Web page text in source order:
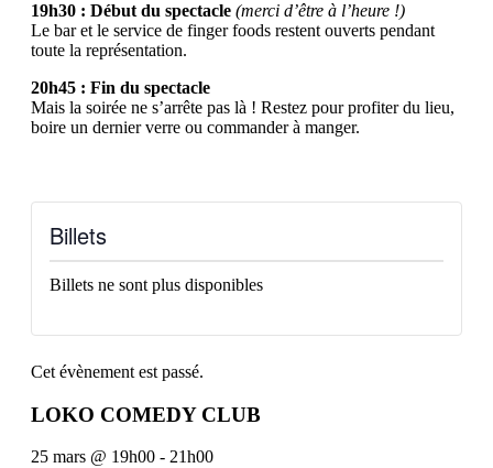
19h30 : Début du spectacle (merci d’être à l’heure !)
Le bar et le service de finger foods restent ouverts pendant
toute la représentation.
20h45 : Fin du spectacle
Mais la soirée ne s’arrête pas là ! Restez pour profiter du lieu,
boire un dernier verre ou commander à manger.
Billets
Billets ne sont plus disponibles
Cet évènement est passé.
LOKO COMEDY CLUB
25 mars @ 19h00 - 21h00